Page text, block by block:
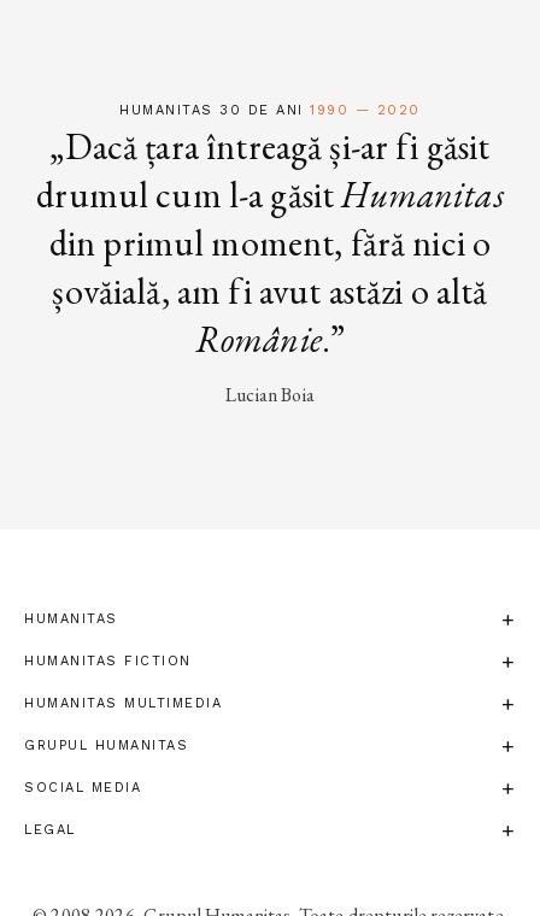
HUMANITAS 30 DE ANI1990 — 2020
„Dacă țara întreagă și-ar fi găsit
drumul cum l-a găsitHumanitas
din primul moment, fără nici o
șovăială, am fi avut astăzi o altă
Românie.”
Lucian Boia
HUMANITAS
HUMANITAS FICTION
HUMANITAS MULTIMEDIA
GRUPUL HUMANITAS
SOCIAL MEDIA
LEGAL